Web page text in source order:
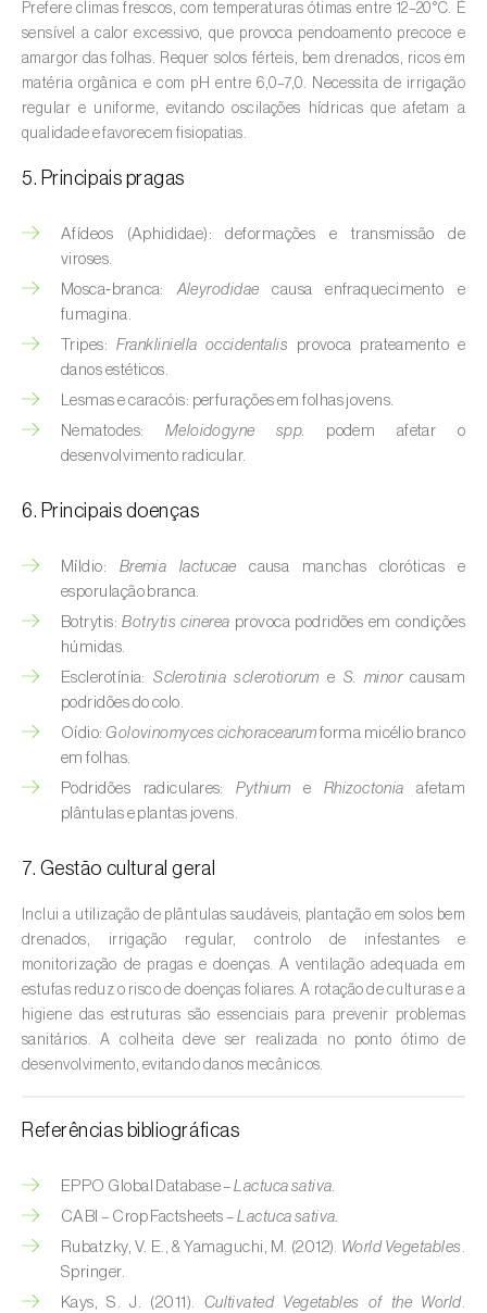
Aveleira ( Corylus avellana L.
Azinheira (
Quercus ilex e Quercus
rotundifolia
Banana ( Musa spp.)
Batata ( Solanum tuberosum
Batata-doce (Ipomoea batatas )
Begónia (Hillebrandia sandwicensis e
Begonia spp.
Beringela (Solanum melongena
Beterraba (Beta spp.)
Bétula (Betula spp.)
Buxo (Buxus sempervirens L.
Cafeeiro (Coffea spp.
Cajueiro (
Cana-de-açúcar (
Cânhamo / Canábis (Cannabis sativa )
Carambola (Averrhoa carambola)
Castanheiro (Castanea sativa
Cebola (Allium cepa)
Cedro ( Cedrus spp.
Centeio ( Secale cereale
Cerejeira (Prunus avium L.
Cevada (Hordeum vulgare)
Cherovia / Pastinaca (
Prefere climas frescos, com temperaturas ótimas entre 12–20 °C. É
sensível a calor excessivo, que provoca pendoamento precoce e
amargor das folhas. Requer solos férteis, bem drenados, ricos em
matéria orgânica e com pH entre 6,0–7,0. Necessita de irrigação
regular e uniforme, evitando oscilações hídricas que afetam a
qualidade e favorecem fisiopatias.
5. Principais pragas
Afídeos (Aphididae): deformações e transmissão de
viroses.
Mosca‑branca:Aleyrodidae causa enfraquecimento e
fumagina.
Tripes: Frankliniella occidentalis provoca prateamento e
danos estéticos.
Lesmas e caracóis: perfurações em folhas jovens.
Nematodes: Meloidogyne spp.
podem afetar o
desenvolvimento radicular.
6. Principais doenças
Míldio: Bremia lactucae causa manchas cloróticas e
esporulação branca.
Botrytis:Botrytis cinerea provoca podridões em condições
húmidas.
Esclerotínia:Sclerotinia sclerotiorum e S. minorcausam
podridões do colo.
Oídio:Golovinomyces cichoracearum forma micélio branco
em folhas.
Podridões radiculares:Pythium e Rhizoctonia afetam
plântulas e plantas jovens.
7. Gestão cultural geral
Inclui a utilização de plântulas saudáveis, plantação em solos bem
drenados, irrigação regular, controlo de infestantes e
monitorização de pragas e doenças. A ventilação adequada em
estufas reduz o risco de doenças foliares. A rotação de culturas e a
higiene das estruturas são essenciais para prevenir problemas
sanitários. A colheita deve ser realizada no ponto ótimo de
desenvolvimento, evitando danos mecânicos.
Referências bibliográficas
EPPO Global Database –Lactuca sativa.
CABI – Crop Factsheets –Lactuca sativa.
Rubatzky, V. E., & Yamaguchi, M. (2012). World Vegetables
Springer.
Kays, S. J. (2011). Cultivated Vegetables of the World